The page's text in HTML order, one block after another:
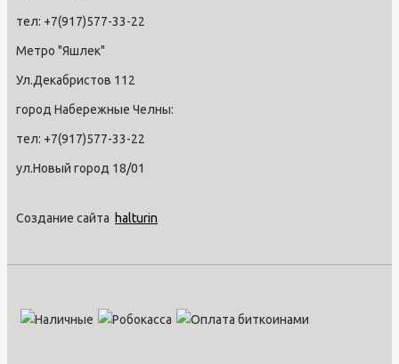
тел: +7(917)577-33-22
Метро "Яшлек"
Ул.Декабристов 112
город Набережные Челны:
тел: +7(917)577-33-22
ул.Новый город 18/01
Создание сайта halturin